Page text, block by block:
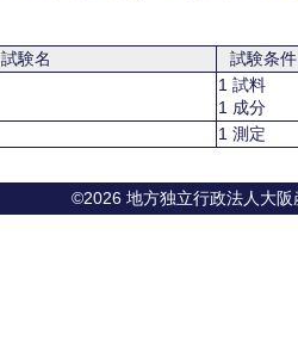
試験名
試験条件
1 試料
1 成分
1 測定
©2026 地方独立行政法人大阪